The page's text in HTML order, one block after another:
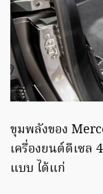
ขุมพลังของ
เครื่องยนต์ดีเซล
แบบ ได้แก่